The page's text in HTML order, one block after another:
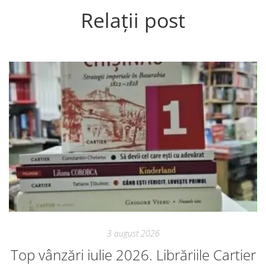
Relații post
3 august 2026
Top vânzări iulie 2026. Librăriile Cartier